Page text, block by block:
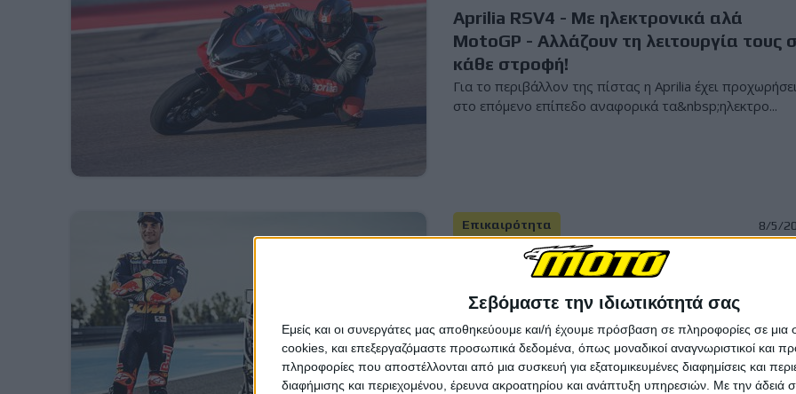
Σεβόμαστε την ιδιωτικότητά σας
Εμείς και οι συνεργάτες μας αποθηκεύουμε και/ή έχουμε πρόσβαση σε πληροφορίες σε
cookies, και επεξεργαζόμαστε προσωπικά δεδομένα, όπως μοναδικοί αναγνωριστικοί και
πληροφορίες που αποστέλλονται από μια συσκευή για εξατομικευμένες διαφημίσεις και
διαφήμισης και περιεχομένου, έρευνα ακροατηρίου και ανάπτυξη υπηρεσιών. Με την άδειά
Aprilia RSV4 - Με ηλεκτρονικά αλά
MotoGP - Αλλάζουν τη λειτουργία τους
κάθε στροφή!
Για το περιβάλλον της πίστας η Aprilia έχει προχωρήσει
στο επόμενο επίπεδο αναφορικά τα&nbsp;ηλεκτρο...
Επικαιρότητα 8/5/
Ο Dani Pedrosa συμμετέχει σε σειρά
βίντεο της ισπανικής τροχαίας
Σειρά βίντεο της ισπανικής τροχαίας με
τον παγκόσμιο πρωταθλητή Dani Pedrosa και τον μ...